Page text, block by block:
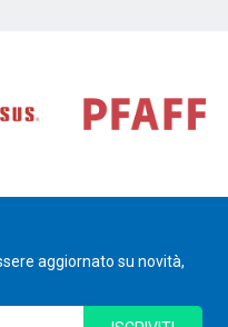
aggiornato su novità,